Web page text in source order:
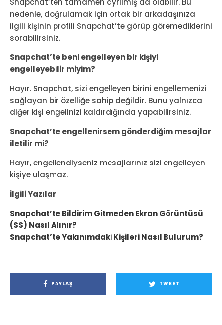
Snapchat’ten tamamen ayrılmış da olabilir. Bu
nedenle, doğrulamak için ortak bir arkadaşınıza
ilgili kişinin profili Snapchat’te görüp göremediklerini
sorabilirsiniz.
Snapchat’te beni engelleyen bir kişiyi
engelleyebilir miyim?
Hayır. Snapchat, sizi engelleyen birini engellemenizi
sağlayan bir özelliğe sahip değildir. Bunu yalnızca
diğer kişi engelinizi kaldırdığında yapabilirsiniz.
Snapchat’te engellenirsem gönderdiğim mesajlar
iletilir mi?
Hayır, engellendiyseniz mesajlarınız sizi engelleyen
kişiye ulaşmaz.
İlgili Yazılar
Snapchat’te Bildirim Gitmeden Ekran Görüntüsü
(SS) Nasıl Alınır?
Snapchat’te Yakınımdaki Kişileri Nasıl Bulurum?
PAYLAŞ TWEET